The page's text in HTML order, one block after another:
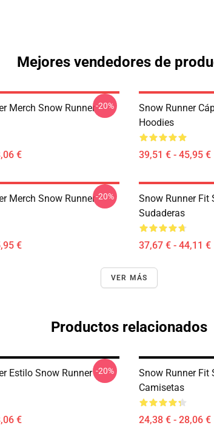
Mejores vendedores de
Merch Snow Runner
€
-20%
Snow Runner
Hoodies
39,51 € - 45,95 €
Merch Snow Runner
€
-20%
Snow Runner Fit
Sudaderas
37,67 € - 44,11 €
VER MÁS
Productos relacionados
Estilo Snow Runner
€
-20%
Snow Runner Fit
Camisetas
24,38 € - 28,06 €